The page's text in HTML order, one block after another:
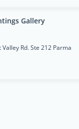
Gallery
Rd. Ste 212 Parma